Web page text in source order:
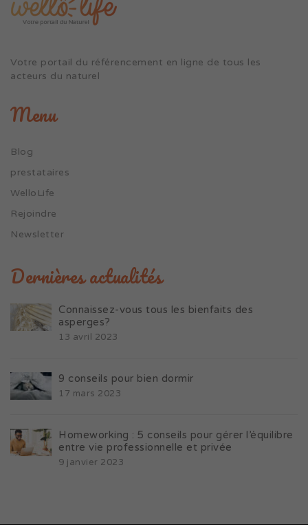
Votre portail du référencement en ligne de tous les
acteurs du naturel
Menu
Blog
prestataires
WelloLife
Rejoindre
Newsletter
Dernières actualités
Connaissez-vous tous les bienfaits des
asperges?
13 avril 2023
9 conseils pour bien dormir
17 mars 2023
Homeworking : 5 conseils pour gérer l’équilibre
entre vie professionnelle et privée
9 janvier 2023